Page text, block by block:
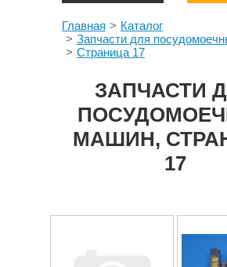
Главная
Каталог
Запчасти для
Страница 17
ЗАПЧАСТИ
МАШИН,
17